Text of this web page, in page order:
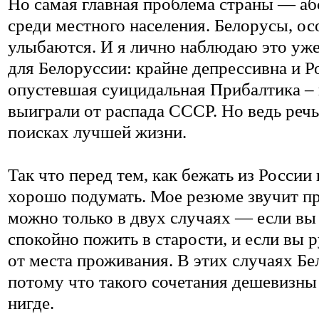
среди местного населения. Белорусы,
улыбаются. И я лично наблюдаю это
для Белоруссии: крайне депрессивна и
опустевшая суицидальная Прибалтика
выиграли от распада СССР. Но ведь
поисках лучшей жизни.
Так что перед тем, как бежать из
хорошо подумать. Мое резюме звучит
можно только в двух случаях — если
спокойно пожить в старости, и если вы
от места проживания. В этих случаях
потому что такого сочетания
нигде.